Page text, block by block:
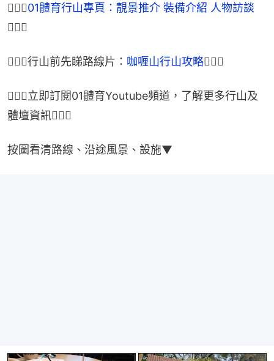
🏃🏽‍♂01體育行山專頁：靚景推介 裝備介紹 人物訪談
🏃🏾‍♀
🏃🏽‍♂行山前先睇路線片： 咖喱山行山攻略🏃🏾‍♀
🏃🏽‍♂立即訂閱01體育Youtube頻道，了解更多行山及
體壇資訊🏃🏾‍♀
按圖看清路線、沿途風景、設施▼